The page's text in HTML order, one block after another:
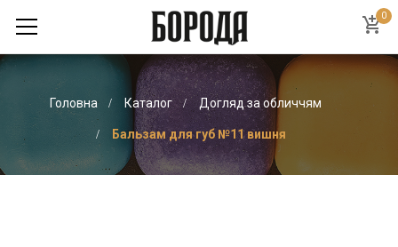
0
Головна Каталог Догляд за обличчям
Бальзам для губ №11 вишня